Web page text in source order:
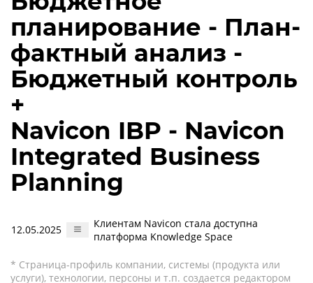
планирование - План-
фактный анализ -
Бюджетный контроль
+
Navicon IBP - Navicon
Integrated Business
Planning
12.05.2025
Клиентам Navicon стала доступна
платформа Knowledge Space
* Страница-профиль компании, системы (продукта или
услуги), технологии, персоны и т.п. создается редактором